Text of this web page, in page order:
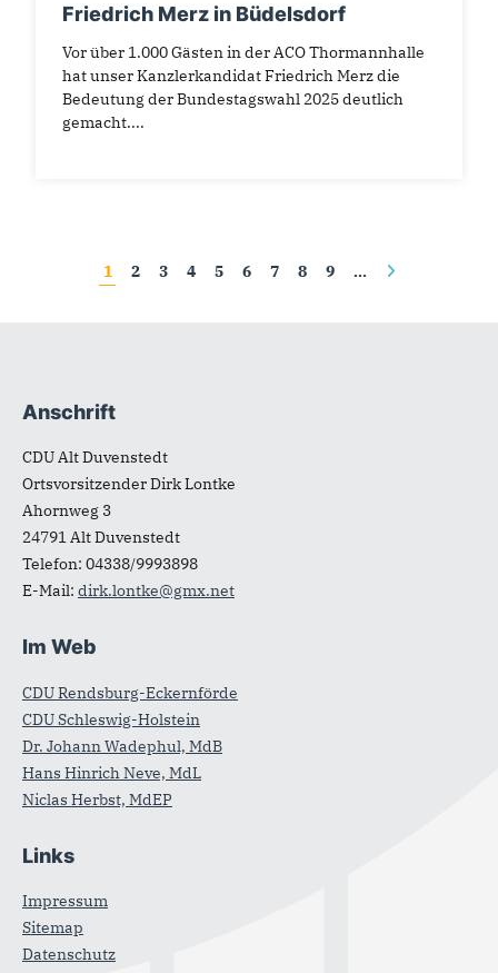
Friedrich Merz in Büdelsdorf
Vor über 1.000 Gästen in der ACO Thormannhalle
hat unser Kanzlerkandidat Friedrich Merz die
Bedeutung der Bundestagswahl 2025 deutlich
gemacht....
Seiten
1 2 3 4 5 6 7 8 9 …
Fußbereich
Anschrift
CDU Alt Duvenstedt
Ortsvorsitzender Dirk Lontke
Ahornweg 3
24791Alt Duvenstedt
Telefon: 04338/9993898
E-Mail: dirk.lontke@gmx.net
Im Web
CDU Rendsburg-Eckernförde
CDU Schleswig-Holstein
Dr. Johann Wadephul, MdB
Hans Hinrich Neve, MdL
Niclas Herbst, MdEP
Links
Impressum
Sitemap
Datenschutz